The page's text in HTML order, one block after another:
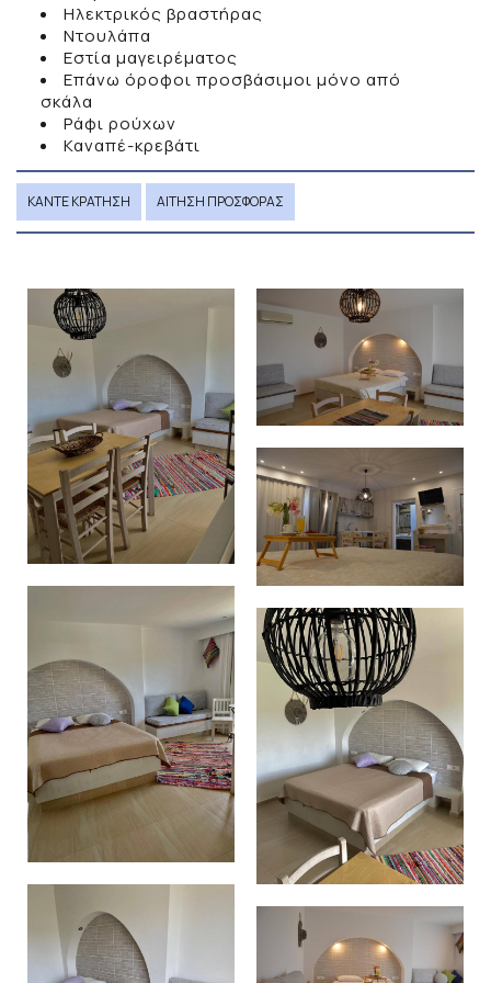
Ηλεκτρικός βραστήρας
Ντουλάπα
Εστία μαγειρέματος
Επάνω όροφοι προσβάσιμοι μόνο από
σκάλα
Ράφι ρούχων
Καναπέ-κρεβάτι
ΚΆΝΤΕ ΚΡΆΤΗΣΗ ΑΊΤΗΣΗ ΠΡΟΣΦΟΡΆΣ